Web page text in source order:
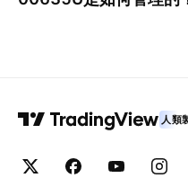
人類